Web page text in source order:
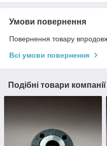
Умови повернення
Повернення товару
Всі умови повернення
Подібні товари компанії